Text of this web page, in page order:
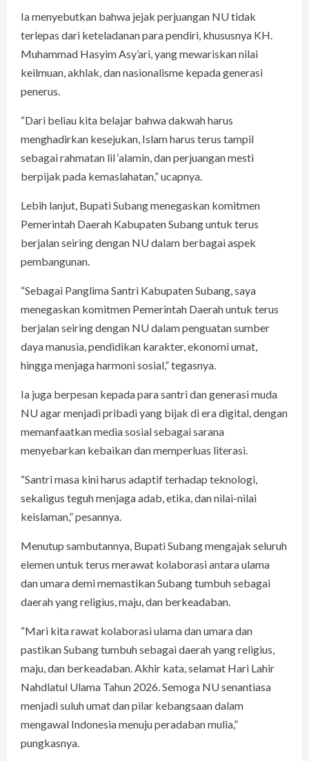
Ia menyebutkan bahwa jejak perjuangan NU tidak
terlepas dari keteladanan para pendiri, khususnya KH.
Muhammad Hasyim Asy’ari, yang mewariskan nilai
keilmuan, akhlak, dan nasionalisme kepada generasi
penerus.
“Dari beliau kita belajar bahwa dakwah harus
menghadirkan kesejukan, Islam harus terus tampil
sebagai rahmatan lil ‘alamin, dan perjuangan mesti
berpijak pada kemaslahatan,” ucapnya.
Lebih lanjut, Bupati Subang menegaskan komitmen
Pemerintah Daerah Kabupaten Subang untuk terus
berjalan seiring dengan NU dalam berbagai aspek
pembangunan.
“Sebagai Panglima Santri Kabupaten Subang, saya
menegaskan komitmen Pemerintah Daerah untuk terus
berjalan seiring dengan NU dalam penguatan sumber
daya manusia, pendidikan karakter, ekonomi umat,
hingga menjaga harmoni sosial,” tegasnya.
Ia juga berpesan kepada para santri dan generasi muda
NU agar menjadi pribadi yang bijak di era digital, dengan
memanfaatkan media sosial sebagai sarana
menyebarkan kebaikan dan memperluas literasi.
“Santri masa kini harus adaptif terhadap teknologi,
sekaligus teguh menjaga adab, etika, dan nilai-nilai
keislaman,” pesannya.
Menutup sambutannya, Bupati Subang mengajak seluruh
elemen untuk terus merawat kolaborasi antara ulama
dan umara demi memastikan Subang tumbuh sebagai
daerah yang religius, maju, dan berkeadaban.
“Mari kita rawat kolaborasi ulama dan umara dan
pastikan Subang tumbuh sebagai daerah yang religius,
maju, dan berkeadaban. Akhir kata, selamat Hari Lahir
Nahdlatul Ulama Tahun 2026. Semoga NU senantiasa
menjadi suluh umat dan pilar kebangsaan dalam
mengawal Indonesia menuju peradaban mulia,”
pungkasnya.